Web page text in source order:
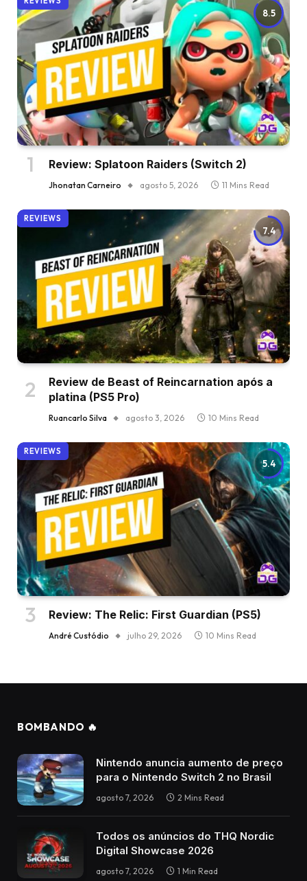
8.5
Review: Splatoon Raiders (Switch 2)
Jhonatan Carneiro agosto 5, 2026 11 Mins Read
7.4
REVIEWS
Review de Beast of Reincarnation após a
platina (PS5 Pro)
Ruancarlo Silva agosto 3, 2026 10 Mins Read
5.4
REVIEWS
Review: The Relic: First Guardian (PS5)
André Custódio julho 29, 2026 10 Mins Read
BOMBANDO 🔥
Nintendo anuncia aumento de preço
para o Nintendo Switch 2 no Brasil
agosto 7, 2026 2 Mins Read
Todos os anúncios do THQ Nordic
Digital Showcase 2026
agosto 7, 2026 1 Min Read